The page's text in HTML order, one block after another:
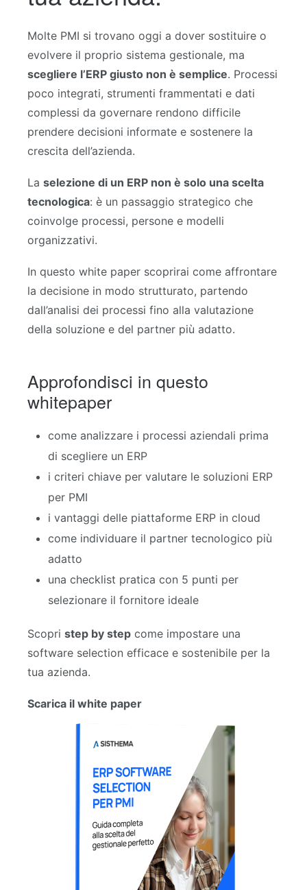
Molte PMI si trovano oggi a dover sostituire o
evolvere il proprio sistema gestionale, ma
scegliere l’ERP giusto non è semplice. Processi
poco integrati, strumenti frammentati e dati
complessi da governare rendono difficile
prendere decisioni informate e sostenere la
crescita dell’azienda.
La selezione di un ERP non è solo una scelta
tecnologica: è un passaggio strategico che
coinvolge processi, persone e modelli
organizzativi.
In questo white paper scoprirai come affrontare
la decisione in modo strutturato, partendo
dall’analisi dei processi fino alla valutazione
della soluzione e del partner più adatto.
Approfondisci in questo
whitepaper
come analizzare i processi aziendali prima
di scegliere un ERP
i criteri chiave per valutare le soluzioni ERP
per PMI
i vantaggi delle piattaforme ERP in cloud
come individuare il partner tecnologico più
adatto
una checklist pratica con 5 punti per
selezionare il fornitore ideale
Scopri step by step come impostare una
software selection efficace e sostenibile per la
tua azienda.
Scarica il white paper